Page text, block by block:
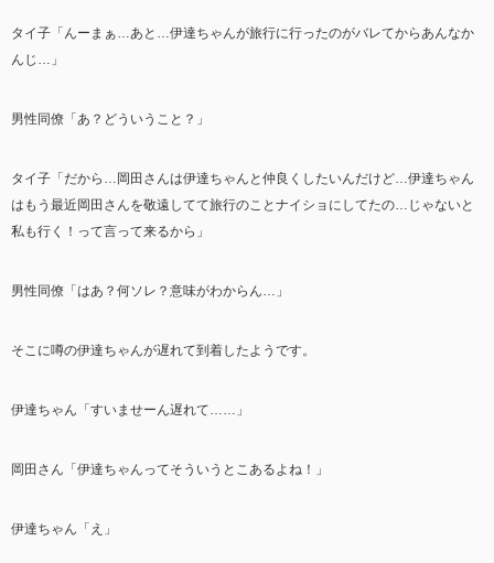
タイ子「んーまぁ…あと…伊達ちゃんが旅行に行ったのがバレてからあんなか
んじ…」
男性同僚「あ？どういうこと？」
タイ子「だから…岡田さんは伊達ちゃんと仲良くしたいんだけど…伊達ちゃん
はもう最近岡田さんを敬遠してて旅行のことナイショにしてたの…じゃないと
私も行く！って言って来るから」
男性同僚「はあ？何ソレ？意味がわからん…」
そこに噂の伊達ちゃんが遅れて到着したようです。
伊達ちゃん「すいませーん遅れて……」
岡田さん「伊達ちゃんってそういうとこあるよね！」
伊達ちゃん「え」